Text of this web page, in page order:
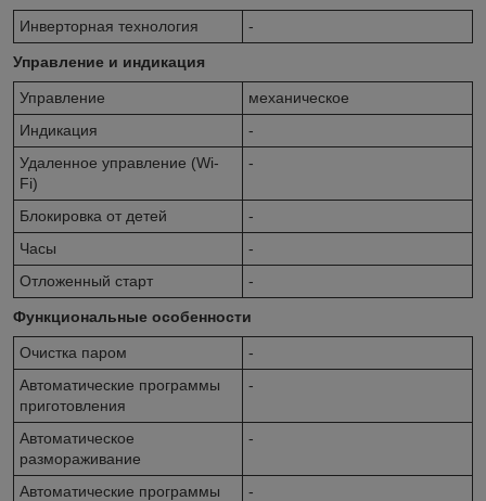
Инверторная технология -
Управление и индикация
Управление
механическое
Индикация
-
Удаленное управление (Wi-
Fi)
-
Блокировка от детей
-
Часы
-
Отложенный старт
-
Функциональные особенности
Очистка паром
-
Автоматические программы
приготовления
-
Автоматическое
размораживание
-
Автоматические программы
-